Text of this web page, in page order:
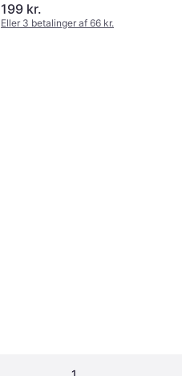
199 kr.
Eller 3 betalinger af 66 kr.